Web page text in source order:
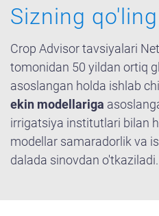
Sizning
Crop Advisor tavsiyalari
tomonidan 50 yildan ortiq
asoslangan holda ishlab
ekin modellariga
irrigatsiya institutlari bilan
modellar samaradorlik va
dalada sinovdan o'tkaziladi.